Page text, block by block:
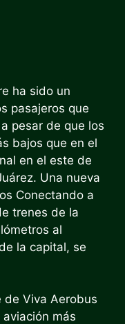
ha sido un
pasajeros que
pesar de que los
bajos que en el
en el este de
Una nueva
Conectando a
trenes de la
al
la capital, se
de Viva Aerobus
más